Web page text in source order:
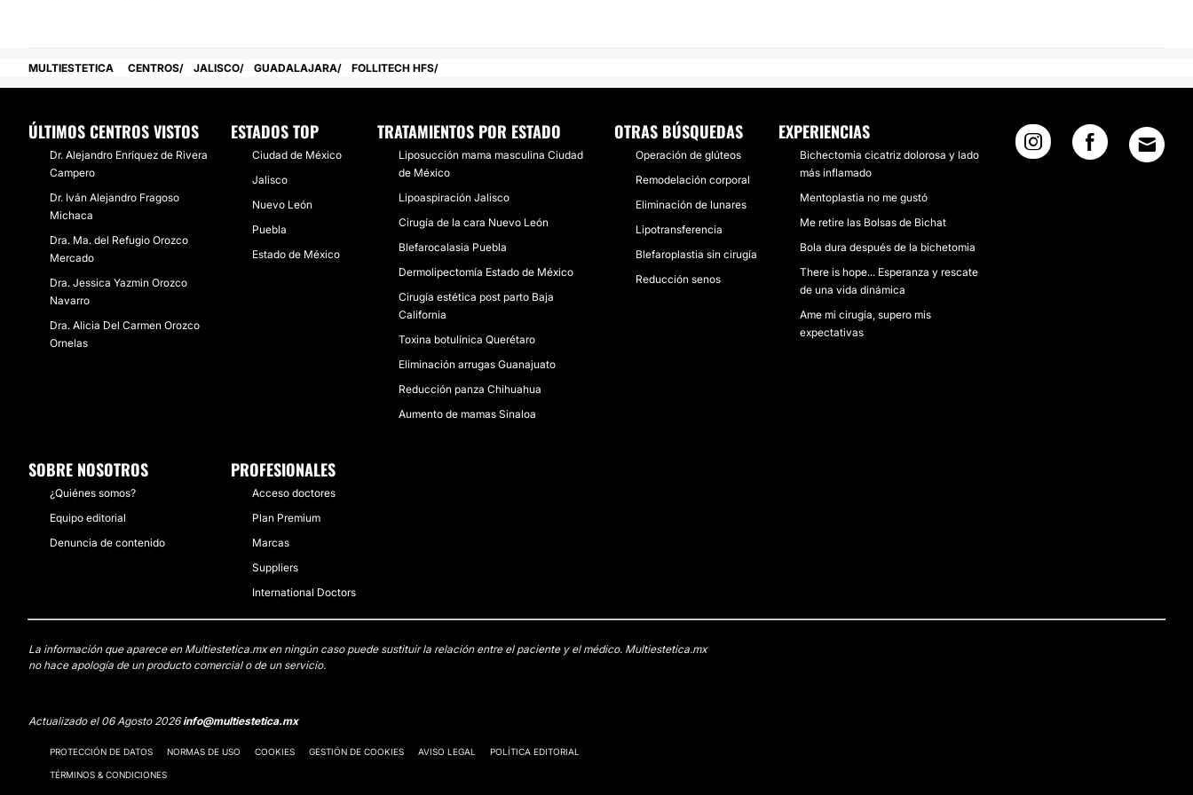
MULTIESTETICA CENTROS JALISCO GUADALAJARA FOLLITECH HFS
ÚLTIMOS CENTROS VISTOS
Dr. Alejandro Enríquez de Rivera
Campero
Dr. Iván Alejandro Fragoso
Michaca
Dra. Ma. del Refugio Orozco
Mercado
Dra. Jessica Yazmin Orozco
Navarro
Dra. Alicia Del Carmen Orozco
Ornelas
ESTADOS TOP
Ciudad de México
Jalisco
Nuevo León
Puebla
Estado de México
TRATAMIENTOS POR ESTADO
Liposucción mama masculina Ciudad
de México
Lipoaspiración Jalisco
Cirugía de la cara Nuevo León
Blefarocalasia Puebla
Dermolipectomía Estado de México
Cirugía estética post parto Baja
California
Toxina botulínica Querétaro
Eliminación arrugas Guanajuato
Reducción panza Chihuahua
Aumento de mamas Sinaloa
OTRAS BÚSQUEDAS
Operación de glúteos
Remodelación corporal
Eliminación de lunares
Lipotransferencia
Blefaroplastia sin cirugía
Reducción senos
EXPERIENCIAS
Bichectomia cicatriz dolorosa y lado
más inflamado
Mentoplastia no me gustó
Me retire las Bolsas de Bichat
Bola dura después de la bichetomia
There is hope... Esperanza y rescate
de una vida dinámica
Ame mi cirugía, supero mis
expectativas
SOBRE NOSOTROS
¿Quiénes somos?
Equipo editorial
Denuncia de contenido
PROFESIONALES
Acceso doctores
Plan Premium
Marcas
Suppliers
International Doctors
La información que aparece en Multiestetica.mx en ningún caso puede sustituir la relación entre el paciente y el médico. Multiestetica.mx
no hace apología de un producto comercial o de un servicio.
Actualizado el 06 Agosto 2026info@multiestetica.mx
PROTECCIÓN DE DATOS NORMAS DE USO COOKIES GESTIÓN DE COOKIES AVISO LEGAL POLÍTICA EDITORIAL
TÉRMINOS & CONDICIONES